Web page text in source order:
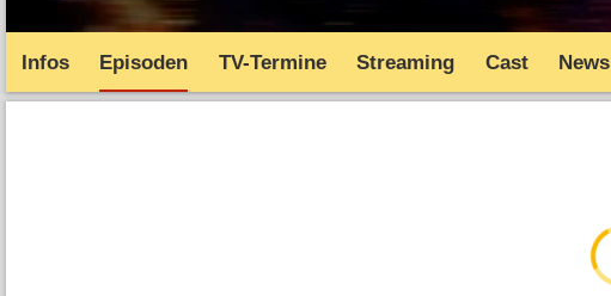
Infos Episoden TV-Termine Streaming Cast News